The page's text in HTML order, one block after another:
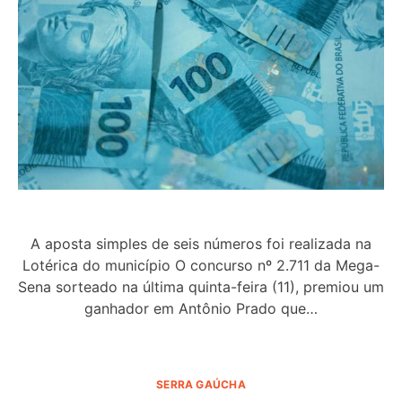
A aposta simples de seis números foi realizada na
Lotérica do município O concurso nº 2.711 da Mega-
Sena sorteado na última quinta-feira (11), premiou um
ganhador em Antônio Prado que…
SERRA GAÚCHA